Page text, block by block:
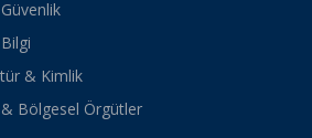
& Kimlik
& Bölgesel Örgütler